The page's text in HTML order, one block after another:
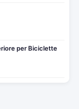
per Biciclette